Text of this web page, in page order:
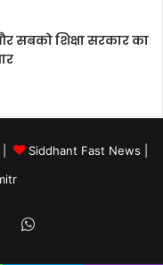
सबको शिक्षा सरकार का
| Siddhant Fast News
YouTubeWhatsApp